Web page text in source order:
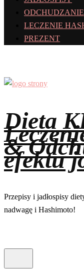
ODCHUDZANIE
LECZENIE
PREZENT
Dieta
&
efektu
Przepisy i jadłospisy
nadwagę i Hashimoto!